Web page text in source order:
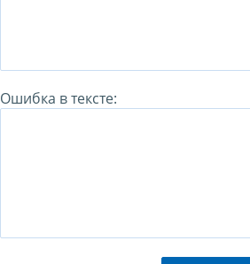
Ошибка в тексте: